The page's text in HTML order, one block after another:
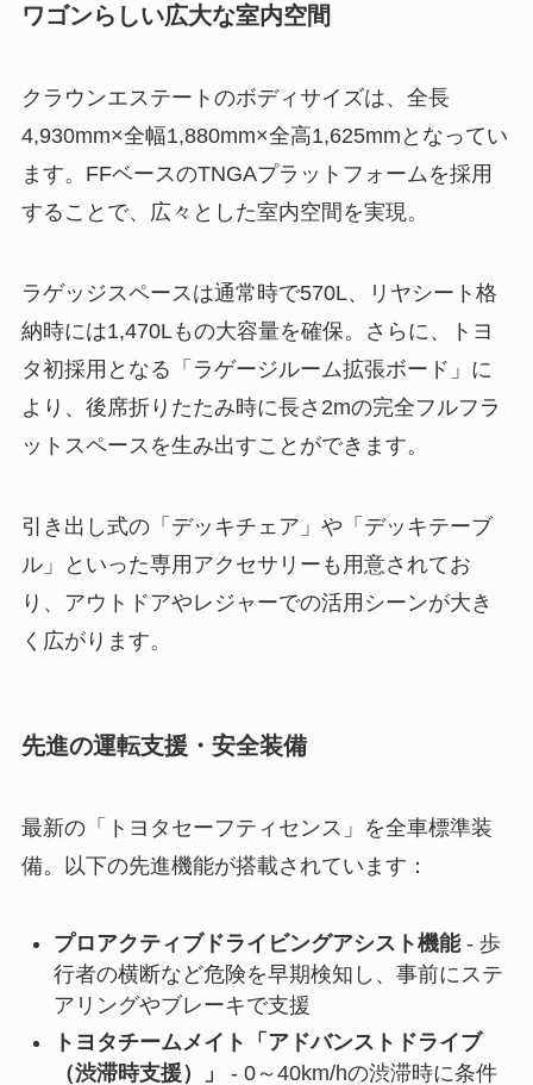
ワゴンらしい広大な室内空間
クラウンエステートのボディサイズは、全長
4,930mm×全幅1,880mm×全高1,625mmとなってい
ます。FFベースのTNGAプラットフォームを採用
することで、広々とした室内空間を実現。
ラゲッジスペースは通常時で570L、リヤシート格
納時には1,470Lもの大容量を確保。さらに、トヨ
タ初採用となる「ラゲージルーム拡張ボード」に
より、後席折りたたみ時に長さ2mの完全フルフラ
ットスペースを生み出すことができます。
引き出し式の「デッキチェア」や「デッキテーブ
ル」といった専用アクセサリーも用意されてお
り、アウトドアやレジャーでの活用シーンが大き
く広がります。
先進の運転支援・安全装備
最新の「トヨタセーフティセンス」を全車標準装
備。以下の先進機能が搭載されています：
プロアクティブドライビングアシスト機能- 歩
行者の横断など危険を早期検知し、事前にステ
アリングやブレーキで支援
トヨタチームメイト「アドバンストドライブ
（渋滞時支援）」
- 0～40km/hの渋滞時に条件